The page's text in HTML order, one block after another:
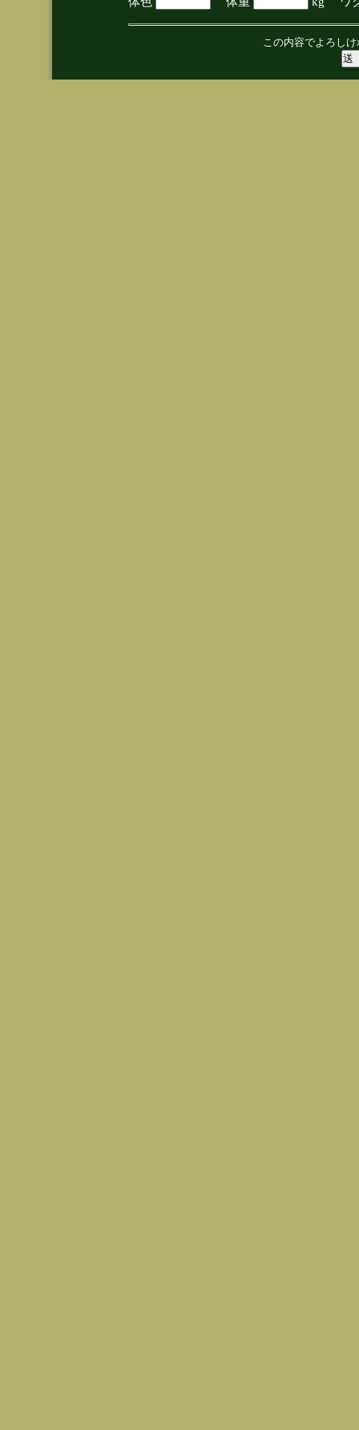
この内容でよろし